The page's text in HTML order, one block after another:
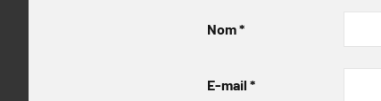
Nom*
E-mail *